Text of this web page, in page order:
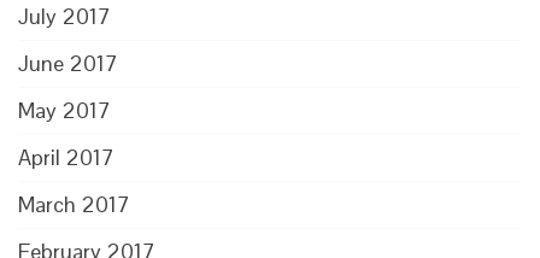
July 2017
June 2017
May 2017
April 2017
March 2017
February 2017